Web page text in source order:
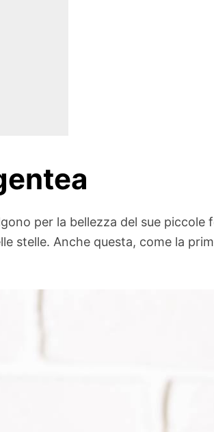
per la bellezza del sue piccole
stelle. Anche questa, come la